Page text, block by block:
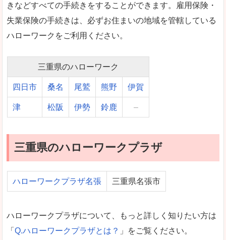
きなどすべての手続きをすることができます。雇用保険・
失業保険の手続きは、必ずお住まいの地域を管轄している
ハローワークをご利用ください。
三重県のハローワーク
四日市 桑名 尾鷲 熊野 伊賀
津 松阪 伊勢 鈴鹿 –
三重県のハローワークプラザ
ハローワークプラザ名張 三重県名張市
ハローワークプラザについて、もっと詳しく知りたい方は
「 Q.ハローワークプラザとは？ 」をご覧ください。